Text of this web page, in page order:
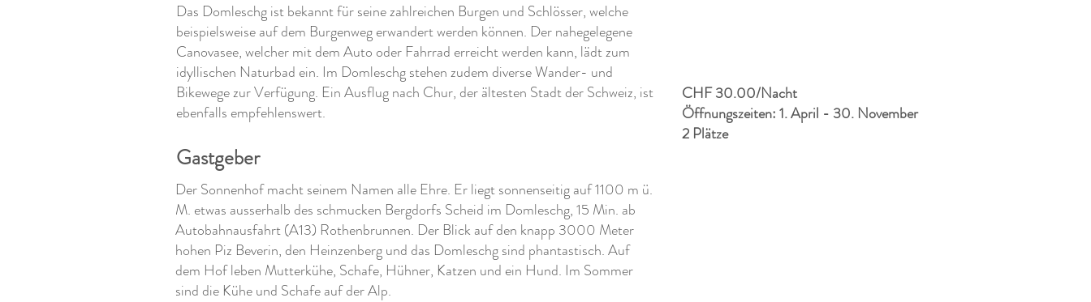
Das Domleschg ist bekannt für seine zahlreichen Burgen und Schlösser, welche
beispielsweise auf dem Burgenweg erwandert werden können. Der nahegelegene
Canovasee, welcher mit dem Auto oder Fahrrad erreicht werden kann, lädt zum
idyllischen Naturbad ein. Im Domleschg stehen zudem diverse Wander- und
Bikewege zur Verfügung. Ein Ausflug nach Chur, der ältesten Stadt der Schweiz, ist
ebenfalls empfehlenswert.
Gastgeber
Der Sonnenhof macht seinem Namen alle Ehre. Er liegt sonnenseitig auf 1100 m ü.
M. etwas ausserhalb des schmucken Bergdorfs Scheid im Domleschg, 15 Min. ab
Autobahnausfahrt (A13) Rothenbrunnen. Der Blick auf den knapp 3000 Meter
hohen Piz Beverin, den Heinzenberg und das Domleschg sind phantastisch. Auf
dem Hof leben Mutterkühe, Schafe, Hühner, Katzen und ein Hund. Im Sommer
sind die Kühe und Schafe auf der Alp.
CHF 30.00/Nacht
Öffnungszeiten: 1. April - 30. November
2 Plätze